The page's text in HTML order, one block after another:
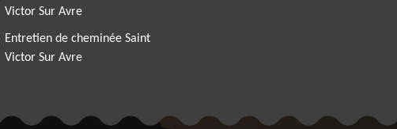
Victor Sur Avre
Entretien de cheminée Saint
Victor Sur Avre